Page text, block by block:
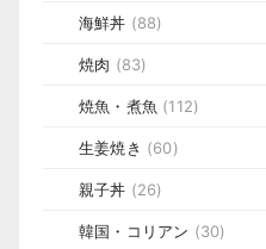
海鮮丼 (88)
焼肉 (83)
焼魚・煮魚 (112)
生姜焼き (60)
親子丼 (26)
韓国・コリアン (30)